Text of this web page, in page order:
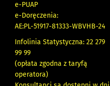
e-PUAP
e-Doręczenia:
AE:PL-51917-81333-WBVHB-24
Infolinia Statystyczna: 22 279
99 99
(opłata zgodna z taryfą
operatora)